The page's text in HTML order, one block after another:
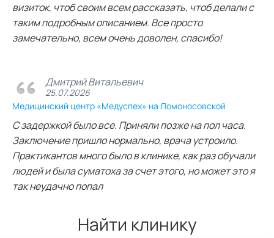
визиток, чтоб своим всем рассказать, чтоб делали с
таким подробным описанием. Все просто
замечательно, всем очень доволен, спасибо!
Дмитрий Витальевич
25.07.2026
Медицинский центр «Медуспех» на Ломоносовской
С задержкой было все. Приняли позже на пол часа.
Заключение пришло нормально, врача устроило.
Практикантов много было в клинике, как раз обучали
людей и была суматоха за счет этого, но может это я
так неудачно попал
Найти клинику